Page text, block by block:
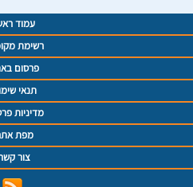
עמוד
רשימת
פרסום
תנאי
מדיניות
מפת
צור